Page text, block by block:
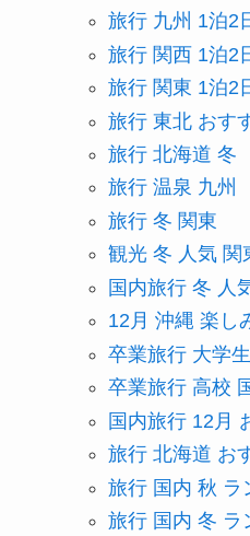
旅行 九州 1泊2
旅行 関西 1泊2
旅行 関東 1泊2
旅行 東北 おす
旅行 北海道 冬
旅行 温泉 九州
旅行 冬 関東
観光 冬 人気 関
国内旅行 冬 人
12月 沖縄 楽し
卒業旅行 大学
卒業旅行 高校
国内旅行 12月
旅行 北海道 お
旅行 国内 秋 ラ
旅行 国内 冬 ラ